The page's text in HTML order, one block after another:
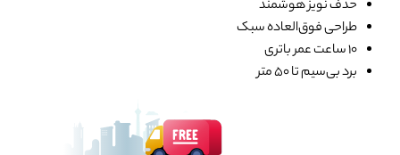
حذف نویز هوشمند
طراحی فوق‌العاده سبک
۱۰ ساعت عمر باتری
برد بی‌سیم تا ۵۰ متر